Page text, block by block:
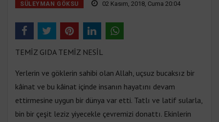
SÜLEYMAN GÖKSU 02 Kasım, 2018, Cuma 20:04
TEMİZ GIDA TEMİZ NESİL
Yerlerin ve göklerin sahibi olan Allah, uçsuz bucaksız bir
kâinat ve bu kâinat içinde insanın hayatını devam
ettirmesine uygun bir dünya var etti. Tatlı ve latif sularla,
bin bir çeşit leziz yiyecekle çevremizi donattı. Ekinlerin